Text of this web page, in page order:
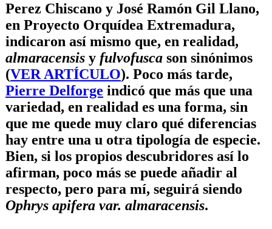
Perez Chiscano y José Ramón Gil Llano,
en Proyecto Orquídea Extremadura,
indicaron así mismo que, en realidad,
almaracensis y fulvofusca son sinónimos
(VER ARTÍCULO). Poco más tarde,
Pierre Delforge indicó que más que una
variedad, en realidad es una forma, sin
que me quede muy claro qué diferencias
hay entre una u otra tipología de especie.
Bien, si los propios descubridores así lo
afirman, poco más se puede añadir al
respecto, pero para mí, seguirá siendo
Ophrys apifera var. almaracensis.